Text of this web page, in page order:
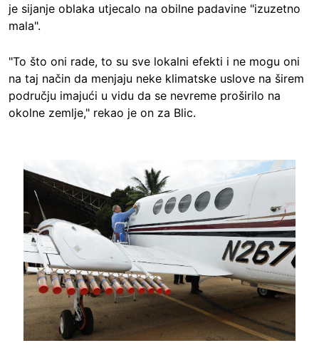
je sijanje oblaka utjecalo na obilne padavine "izuzetno
mala".
"To što oni rade, to su sve lokalni efekti i ne mogu oni
na taj način da menjaju neke klimatske uslove na širem
području imajući u vidu da se nevreme proširilo na
okolne zemlje," rekao je on za Blic.
Image